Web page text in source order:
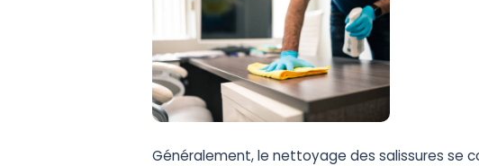
Généralement, le nettoyage des salissures se